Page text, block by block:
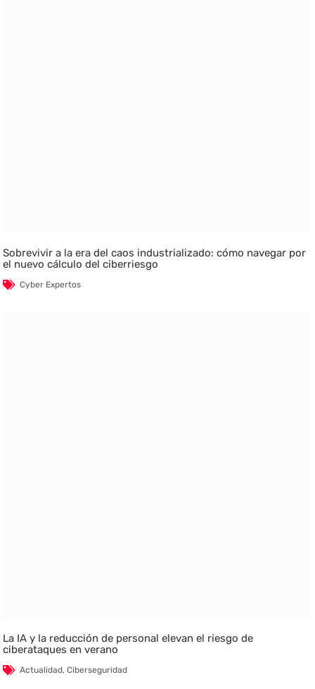
Sobrevivir a la era del caos industrializado: cómo navegar por
el nuevo cálculo del ciberriesgo
Cyber Expertos
La IA y la reducción de personal elevan el riesgo de
ciberataques en verano
Actualidad,Ciberseguridad